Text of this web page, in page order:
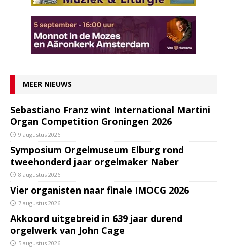
MEER NIEUWS
Sebastiano Franz wint International Martini
Organ Competition Groningen 2026
9 augustus 2026
Symposium Orgelmuseum Elburg rond
tweehonderd jaar orgelmaker Naber
8 augustus 2026
Vier organisten naar finale IMOCG 2026
7 augustus 2026
Akkoord uitgebreid in 639 jaar durend
orgelwerk van John Cage
5 augustus 2026